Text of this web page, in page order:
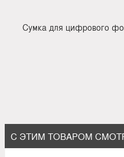
Сумка для цифрового
С ЭТИМ ТОВАРОМ